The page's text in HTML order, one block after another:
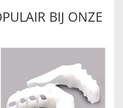
BIJ ONZE